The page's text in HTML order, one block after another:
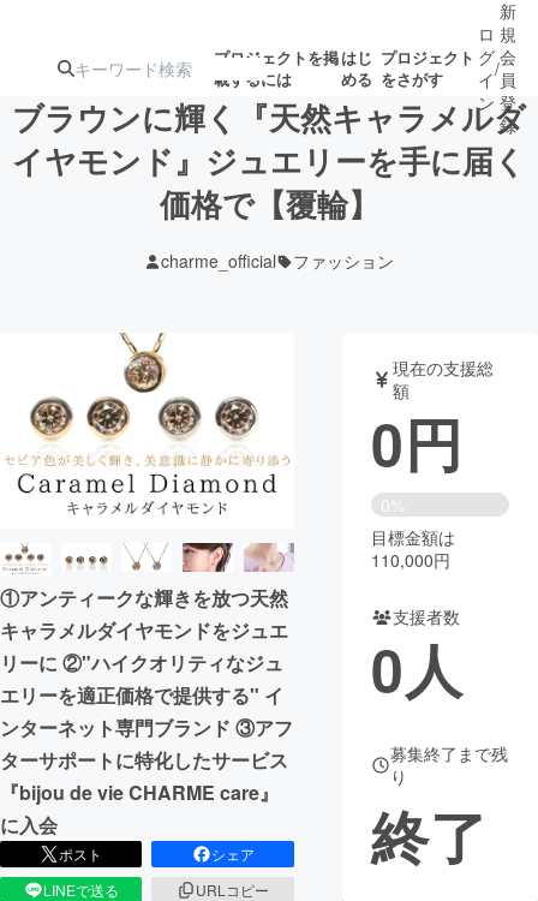
プロジェクトを掲
載するには
はじ
める
プロジェクト
をさがす
注目のリ 注目の新着プロ募集終了が近いプ
テクノロジー・ガジェット
映像・映画 書籍・雑誌
ビジネス・起業 チャレンジ
まちづくり・地域活性化
CAMPFIRE for Social Good
CAMPFIRE Creation
CAMPFIREふるさと納税machi-ya コミュニティ
ロ
グ
イ
ン
/
新
規
会
員
登
録
ブラウンに輝く『天然キャラメルダ
イヤモンド』ジュエリーを手に届く
価格で【覆輪】
charme_official ファッション
①アンティークな輝きを放つ天然
キャラメルダイヤモンドをジュエ
リーに ②"ハイクオリティなジュ
エリーを適正価格で提供する" イ
ンターネット専門ブランド ③アフ
ターサポートに特化したサービス
『bijou de vie CHARME care』
に入会
ポスト
シェア
LINEで送る
URLコピー
現在の支援総
額
0円
0%
目標金額は
110,000円
支援者数
0人
募集終了まで残
り
終了